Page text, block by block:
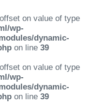
on value of type
wp-
dynamic-
on line 39
on value of type
wp-
dynamic-
on line 39